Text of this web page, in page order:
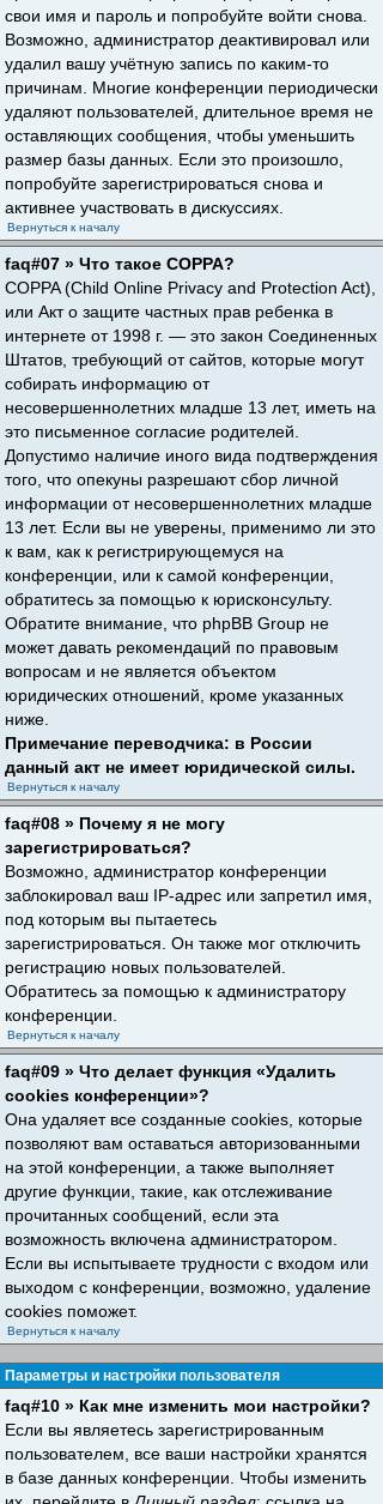
свои имя и пароль и попробуйте войти снова.
Возможно, администратор деактивировал или
удалил вашу учётную запись по каким-то
причинам. Многие конференции периодически
удаляют пользователей, длительное время не
оставляющих сообщения, чтобы уменьшить
размер базы данных. Если это произошло,
попробуйте зарегистрироваться снова и
активнее участвовать в дискуссиях.
Вернуться к началу
faq#07 » Что такое COPPA?
COPPA (Child Online Privacy and Protection Act),
или Акт о защите частных прав ребенка в
интернете от 1998 г. — это закон Соединенных
Штатов, требующий от сайтов, которые могут
собирать информацию от
несовершеннолетних младше 13 лет, иметь на
это письменное согласие родителей.
Допустимо наличие иного вида подтверждения
того, что опекуны разрешают сбор личной
информации от несовершеннолетних младше
13 лет. Если вы не уверены, применимо ли это
к вам, как к регистрирующемуся на
конференции, или к самой конференции,
обратитесь за помощью к юрисконсульту.
Обратите внимание, что phpBB Group не
может давать рекомендаций по правовым
вопросам и не является объектом
юридических отношений, кроме указанных
ниже.
Примечание переводчика: в России
данный акт не имеет юридической силы.
Вернуться к началу
faq#08 » Почему я не могу
зарегистрироваться?
Возможно, администратор конференции
заблокировал ваш IP-адрес или запретил имя,
под которым вы пытаетесь
зарегистрироваться. Он также мог отключить
регистрацию новых пользователей.
Обратитесь за помощью к администратору
конференции.
Вернуться к началу
faq#09 » Что делает функция «Удалить
cookies конференции»?
Она удаляет все созданные cookies, которые
позволяют вам оставаться авторизованными
на этой конференции, а также выполняет
другие функции, такие, как отслеживание
прочитанных сообщений, если эта
возможность включена администратором.
Если вы испытываете трудности с входом или
выходом с конференции, возможно, удаление
cookies поможет.
Вернуться к началу
Параметры и настройки пользователя
faq#10 » Как мне изменить мои настройки?
Если вы являетесь зарегистрированным
пользователем, все ваши настройки хранятся
в базе данных конференции. Чтобы изменить